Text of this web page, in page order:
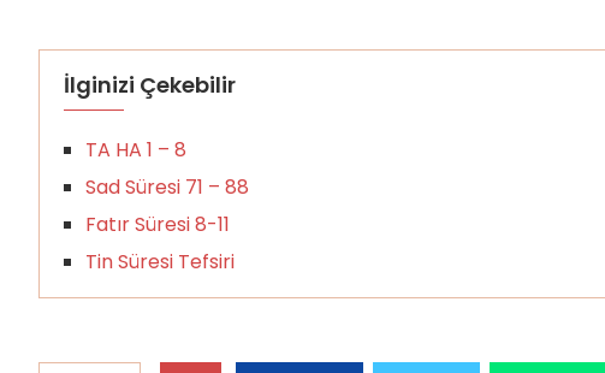
İlginizi Çekebilir
TA HA 1 – 8
Sad Süresi 71 – 88
Fatır Süresi 8-11
Tin Süresi Tefsiri